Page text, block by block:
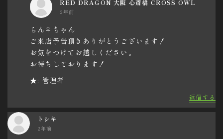
RED DRAGON 大阪 心斎橋 CROSS OWL
2年前
らん♀ちゃん
ご来店予告頂きありがとうございます！
お気をつけてお越しください。
お待ちしております！
★: 管理者
返信する
トシキ
2年前